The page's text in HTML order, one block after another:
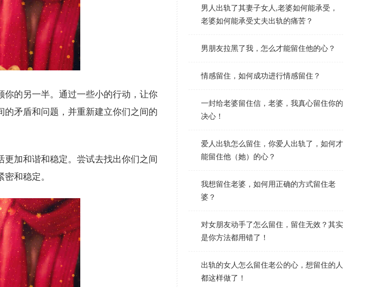
的另一半。通过一些小的行动，让你
矛盾和问题，并重新建立你们之间的
加和谐和稳定。尝试去找出你们之间
和稳定。
男人出轨了其妻子女人,老婆如何能承受，
老婆如何能承受丈夫出轨的痛苦？
男朋友拉黑了我，怎么才能留住他的心？
情感留住，如何成功进行情感留住？
一封给老婆留住信，老婆，我真心留住你的
决心！
爱人出轨怎么留住，你爱人出轨了，如何才
能留住他（她）的心？
我想留住老婆，如何用正确的方式留住老
婆？
对女朋友动手了怎么留住，留住无效？其实
是你方法都用错了！
出轨的女人怎么留住老公的心，想留住的人
都这样做了！